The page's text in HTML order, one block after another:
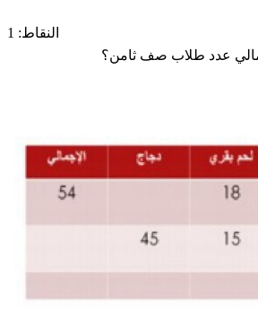
النقاط: 1
عدد طلاب صف ثامن؟